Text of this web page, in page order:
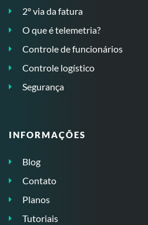
2º via da fatura
O que é telemetria?
Controle de funcionários
Controle logístico
Segurança
INFORMAÇÕES
Blog
Contato
Planos
Tutoriais